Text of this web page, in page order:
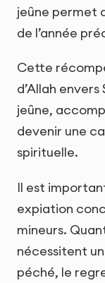
jeûne permet
de l’année
Cette
d’Allah
jeûne,
devenir une
spirituelle.
Il est
expiation
mineurs.
nécessitent
péché, le